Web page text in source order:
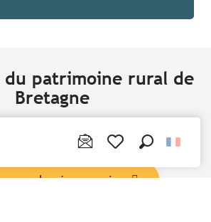
du patrimoine rural de
Bretagne
sur les réseaux sociaux